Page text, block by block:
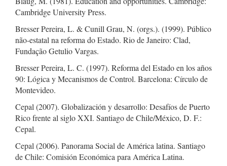
Cambridge University Press.
Bresser Pereira, L. & Cunill Grau, N. (orgs.). (1999). Público
não-estatal na reforma do Estado. Rio de Janeiro: Clad,
Fundação Getulio Vargas.
Bresser Pereira, L. C. (1997). Reforma del Estado en los años
90: Lógica y Mecanismos de Control. Barcelona: Círculo de
Montevideo.
Cepal (2007). Globalización y desarrollo: Desafíos de Puerto
Rico frente al siglo XXI. Santiago de Chile/México, D. F.:
Cepal.
Cepal (2006). Panorama Social de América latina. Santiago
de Chile: Comisión Económica para América Latina.